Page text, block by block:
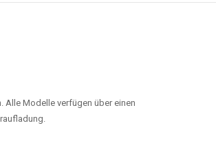
Modelle verfügen über einen